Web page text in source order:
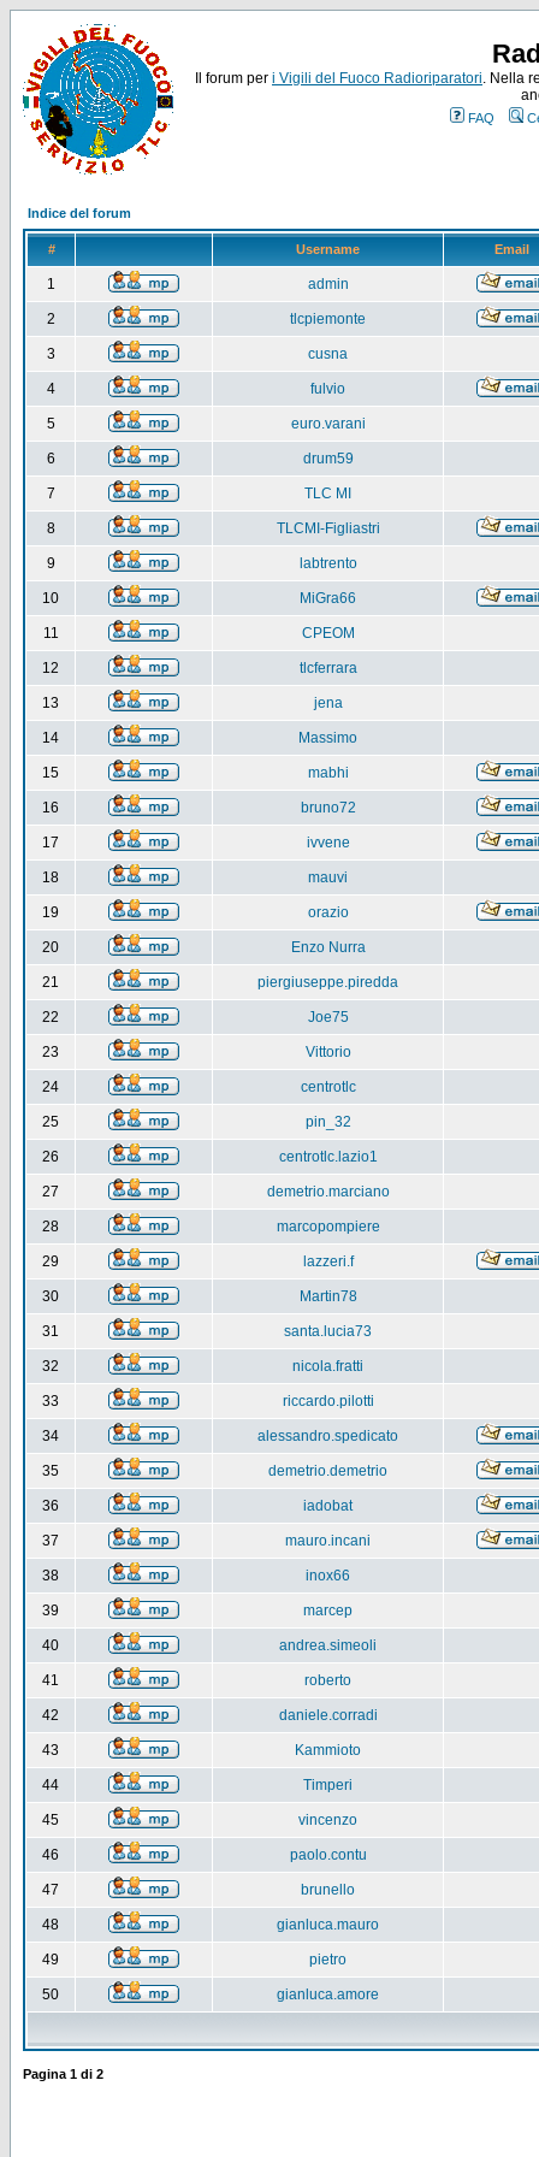
Il forum per i Vigili del Fuoco Radioriparatori. Nella
FAQ
Indice del forum
# Username Email
1 admin
2 tlcpiemonte
3 cusna
4 fulvio
5 euro.varani
6 drum59
7 TLC MI
8 TLCMI-Figliastri
9 labtrento
10 MiGra66
11 CPEOM
12 tlcferrara
13 jena
14 Massimo
15 mabhi
16 bruno72
17 ivvene
18 mauvi
19 orazio
20 Enzo Nurra
21 piergiuseppe.piredda
22 Joe75
23 Vittorio
24 centrotlc
25 pin_32
26 centrotlc.lazio1
27 demetrio.marciano
28 marcopompiere
29 lazzeri.f
30 Martin78
31 santa.lucia73
32 nicola.fratti
33 riccardo.pilotti
34 alessandro.spedicato
35 demetrio.demetrio
36 iadobat
37 mauro.incani
38 inox66
39 marcep
40 andrea.simeoli
41 roberto
42 daniele.corradi
43 Kammioto
44 Timperi
45 vincenzo
46 paolo.contu
47 brunello
48 gianluca.mauro
49 pietro
50 gianluca.amore
Pagina 1 di 2